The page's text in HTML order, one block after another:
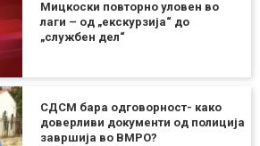
Мицкоски повторно уловен во
лаги – од „екскурзија“ до
„службен дел“
СДСМ бара одговорност- како
доверливи документи од полиција
завршија во ВМРО?